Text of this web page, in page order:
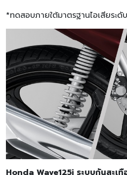
*ทดสอบภายใต้มาตรฐานไอเสียระ
Honda Wave125i ระบบกันสะเทื